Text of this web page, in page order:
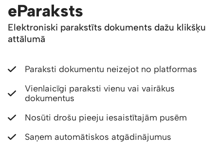
eParaksts
Elektroniski parakstīts dokuments dažu klikšķu
attālumā
Paraksti dokumentu neizejot no platformas
Vienlaicīgi paraksti vienu vai vairākus
dokumentus
Nosūti drošu pieeju iesaistītajām pusēm
Saņem automātiskos atgādinājumus